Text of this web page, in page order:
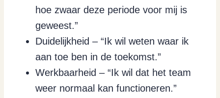
hoe zwaar deze periode voor mij is
geweest.”
Duidelijkheid – “Ik wil weten waar ik
aan toe ben in de toekomst.”
Werkbaarheid – “Ik wil dat het team
weer normaal kan functioneren.”